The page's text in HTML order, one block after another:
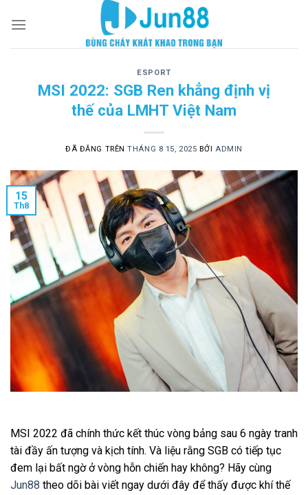
đến
ESPORT
MSI 2022: SGB Ren khẳng định vị
thế của LMHT Việt Nam
ĐÃ ĐĂNG TRÊNTHÁNG 8 15, 2025 BỞI ADMIN
15
Th8
MSI 2022 đã chính thức kết thúc vòng bảng sau 6 ngày tranh
tài đầy ấn tượng và kịch tính. Và liệu rằng SGB có tiếp tục
đem lại bất ngờ ở vòng hỗn chiến hay không? Hãy cùng
Jun88 theo dõi bài viết ngay dưới đây để thấy được khí thế